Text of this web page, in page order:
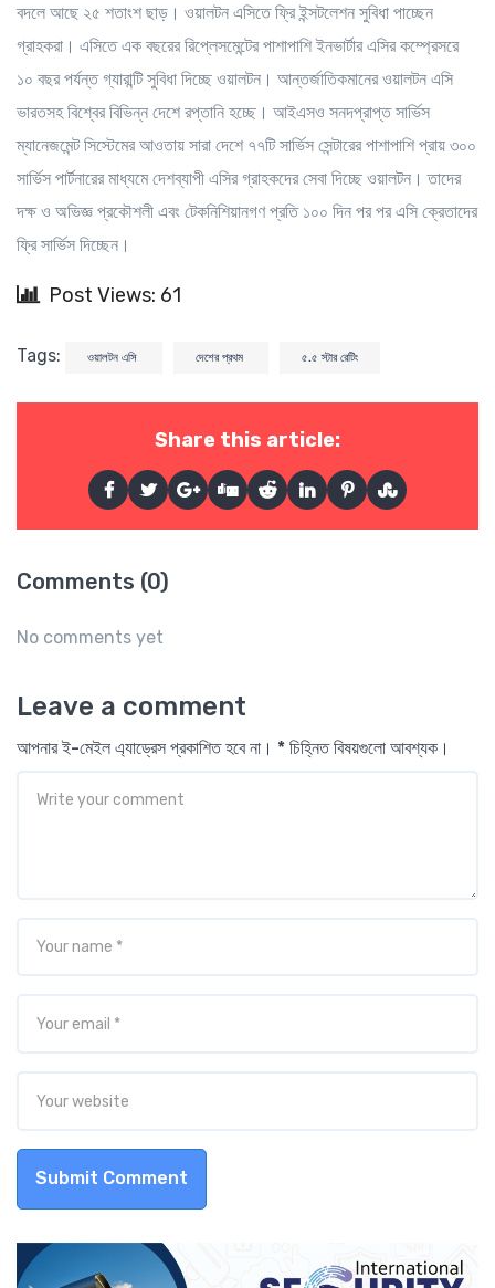
বদলে আছে ২৫ শতাংশ ছাড়। ওয়ালটন এসিতে ফ্রি ইন্সটলেশন সুবিধা পাচ্ছেন
গ্রাহকরা। এসিতে এক বছরের রিপ্লেসমেন্টের পাশাপাশি ইনভার্টার এসির কম্প্রেসরে
১০ বছর পর্যন্ত গ্যারান্টি সুবিধা দিচ্ছে ওয়ালটন। আন্তর্জাতিকমানের ওয়ালটন এসি
ভারতসহ বিশ্বের বিভিন্ন দেশে রপ্তানি হচ্ছে। আইএসও সনদপ্রাপ্ত সার্ভিস
ম্যানেজমেন্ট সিস্টেমের আওতায় সারা দেশে ৭৭টি সার্ভিস সেন্টারের পাশাপাশি প্রায় ৩০০
সার্ভিস পার্টনারের মাধ্যমে দেশব্যাপী এসির গ্রাহকদের সেবা দিচ্ছে ওয়ালটন। তাদের
দক্ষ ও অভিজ্ঞ প্রকৌশলী এবং টেকনিশিয়ানগণ প্রতি ১০০ দিন পর পর এসি ক্রেতাদের
ফ্রি সার্ভিস দিচ্ছেন।
Post Views: 61
Tags: ওয়ালটন এসি দেশের প্রথম ৫.৫ স্টার রেটিং
Share this article:
Comments (0)
No comments yet
Leave a comment
আপনার ই-মেইল এ্যাড্রেস প্রকাশিত হবে না। * চিহ্নিত বিষয়গুলো আবশ্যক।
Submit Comment